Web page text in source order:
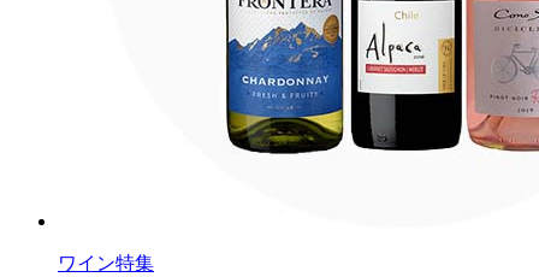
ワイン特集